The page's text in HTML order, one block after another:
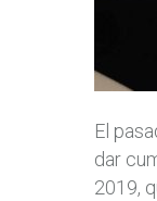
El
dar
2019,